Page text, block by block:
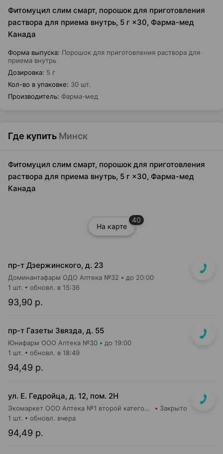
Фитомуцил слим смарт, порошок для приготовления
раствора для приема внутрь, 5 г ×30, Фарма-мед
Канада
Форма выпуска: Порошок для приготовления раствора для
приема внутрь
Дозировка: 5 г
Кол-во в упаковке: 30 шт.
Производитель: Фарма-мед
Где купить Минск
Фитомуцил слим смарт, порошок для приготовления
раствора для приема внутрь, 5 г ×30, Фарма-мед
Канада
На карте
40
пр-т Дзержинского, д. 23
Доминантафарм ОДО Аптека №32 до 20:00
93,90 р.
1 шт. обновл. в 15:36
пр-т Газеты Звязда, д. 55
Юнифарм ООО Аптека №30 до 19:00
94,49 р.
1 шт. обновл. в 18:49
ул. Е. Гедройца, д. 12, пом. 2Н
Экомаркет ООО Аптека №1 второй категории Закрыто
94,49 р.
1 шт. обновл. вчера